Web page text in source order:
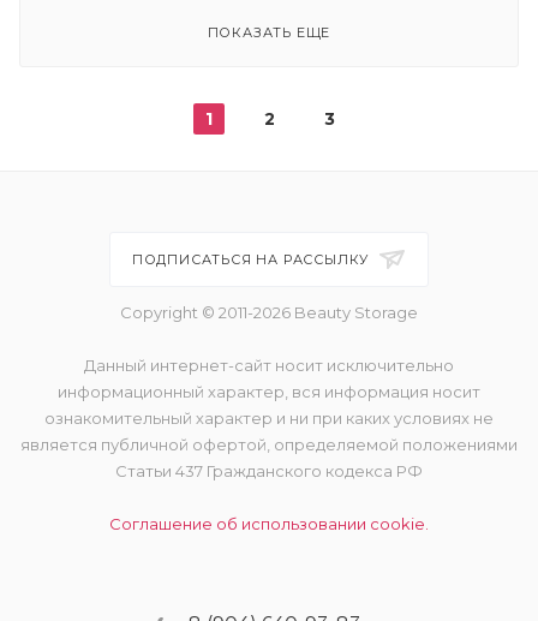
ПОКАЗАТЬ ЕЩЕ
1 2 3
ПОДПИСАТЬСЯ НА РАССЫЛКУ
Copyright © 2011-2026 Beauty Storage
Данный интернет-сайт носит исключительно
информационный характер, вся информация носит
ознакомительный характер и ни при каких условиях не
является публичной офертой, определяемой положениями
Статьи 437 Гражданского кодекса РФ
Соглашение об использовании cookie.